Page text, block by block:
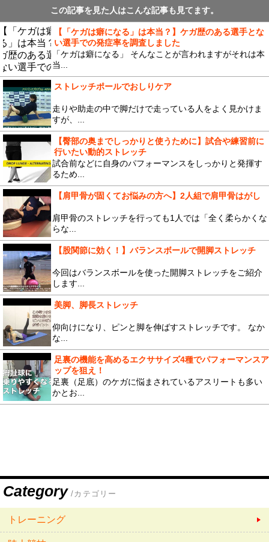
この記事を見た人はこんな記事も見てます。
【「ケガは癖になる」は本当？】ケガ歴のある選手とな
い選手での発症率を調査しました
「ケガは癖になる」 そんなことが言われますがそれは本
当...
ストレッチポールでおしりケア
走りや助走の中で脚だけで走っている人をよく見かけま
すが、...
【臀部の奥までしっかりと使うために】試合や練習前に
行いたい動的ストレッチ
試合前などに自身のパフォーマンスをしっかりと発揮す
るため...
【肩甲骨が固くてお悩みの方へ】2人組で肩甲骨はがし
肩甲骨のストレッチを行っても1人では「全く柔らかくな
らな...
【股関節に効く！】バランスボールで開脚ストレッチ
今回はバランスボールを使った開脚ストレッチをご紹介
します...
美脚、脚長ストレッチ
仰向けになり、ピンと脚を伸ばすストレッチです。 なか
な...
足裏の機能を高めるエクササイズ4種でパフォーマンスア
ップを狙え！
足裏（足底）のケガに悩まされているアスリートも多い
かとお...
Category /カテゴリー
トレーニング